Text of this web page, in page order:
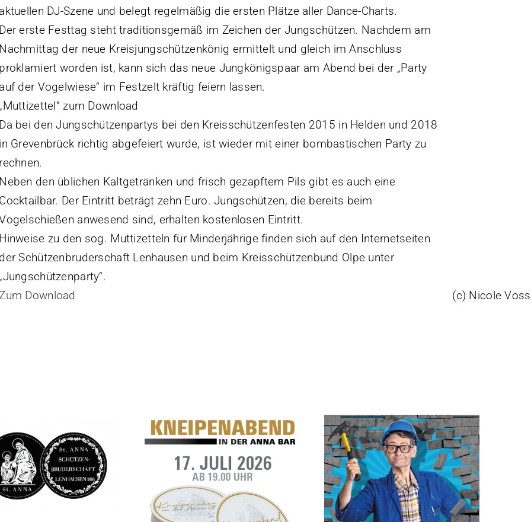
DJ-Szene und belegt regelmäßig die ersten Plätze aller Dance-Charts.
erste Festtag steht traditionsgemäß im Zeichen der Jungschützen. Nachdem am
der neue Kreisjungschützenkönig ermittelt und gleich im Anschluss
worden ist, kann sich das neue Jungkönigspaar am Abend bei der „Party
der Vogelwiese“ im Festzelt kräftig feiern lassen.
zum Download
bei den Jungschützenpartys bei den Kreisschützenfesten 2015 in Helden und 2018
Grevenbrück richtig abgefeiert wurde, ist wieder mit einer bombastischen Party zu
den üblichen Kaltgetränken und frisch gezapftem Pils gibt es auch eine
Der Eintritt beträgt zehn Euro. Jungschützen, die bereits beim
anwesend sind, erhalten kostenlosen Eintritt.
zu den sog. Muttizetteln für Minderjährige finden sich auf den Internetseiten
Schützenbruderschaft Lenhausen und beim Kreisschützenbund Olpe unter
Download
(c) Nicole Voss